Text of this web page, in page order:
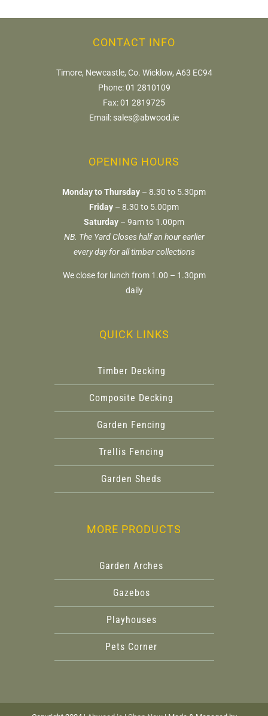
online
CONTACT INFO
Timore, Newcastle, Co. Wicklow, A63 EC94
Phone:01 2810109
Fax:01 2819725
Email: sales@abwood.ie
OPENING HOURS
Monday to Thursday – 8.30 to 5.30pm
Friday – 8.30 to 5.00pm
Saturday – 9am to 1.00pm
NB. The Yard Closes half an hour earlier
every day for all timber collections
We close for lunch from 1.00 – 1.30pm
daily
QUICK LINKS
Timber Decking
Composite Decking
Garden Fencing
Trellis Fencing
Garden Sheds
MORE PRODUCTS
Garden Arches
Gazebos
Playhouses
Pets Corner